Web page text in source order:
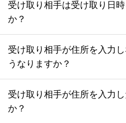
受け取り相手は受け取り日
か？
受け取り相手が住所を入力
うなりますか？
受け取り相手が住所を入力
か？